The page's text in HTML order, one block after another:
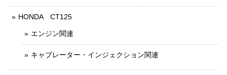
HONDA CT125
エンジン関連
キャブレーター・インジェクション関連